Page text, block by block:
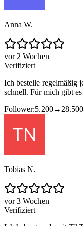
Anna W.
vor 2 Wochen
Verifiziert
Ich bestelle regelmäßig
schnell. Für mich gibt
Follower:5.200→ 28.500
Tobias N.
vor 3 Wochen
Verifiziert